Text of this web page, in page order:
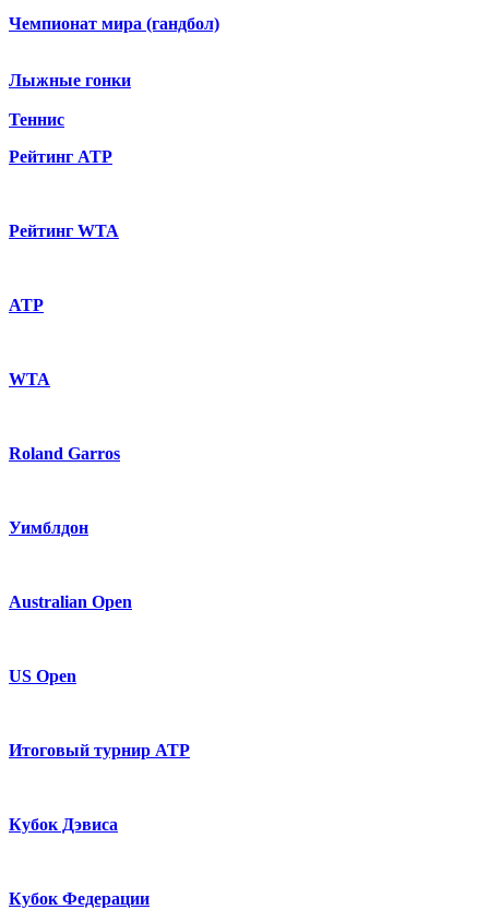
Чемпионат мира (гандбол)
Лыжные гонки
Теннис
Рейтинг ATP
Рейтинг WTA
ATP
WTA
Roland Garros
Уимблдон
Australian Open
US Open
Итоговый турнир ATP
Кубок Дэвиса
Кубок Федерации